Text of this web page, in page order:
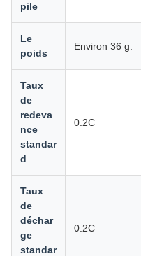
pile
Le
poids
Environ 36 g.
Taux
de
redeva
nce
standar
d
0.2C
Taux
de
déchar
ge
standar
0.2C